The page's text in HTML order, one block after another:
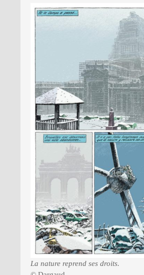
La nature reprend ses droits.